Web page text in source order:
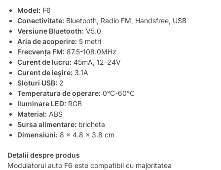
Model: F6
Conectivitate: Bluetooth, Radio FM, Handsfree, USB
Versiune Bluetooth: V5.0
Aria de acoperire: 5 metri
Frecvența FM: 87.5-108.0MHz
Curent de lucru: 45mA, 12-24V
Curent de ieșire: 3.1A
Sloturi USB: 2
Temperatura de operare: 0°C-60°C
Iluminare LED: RGB
Material: ABS
Sursa alimentare: bricheta
Dimensiuni: 8 x 4.8 x 3.8 cm
Detalii despre produs
Modulatorul auto F6 este compatibil cu majoritatea